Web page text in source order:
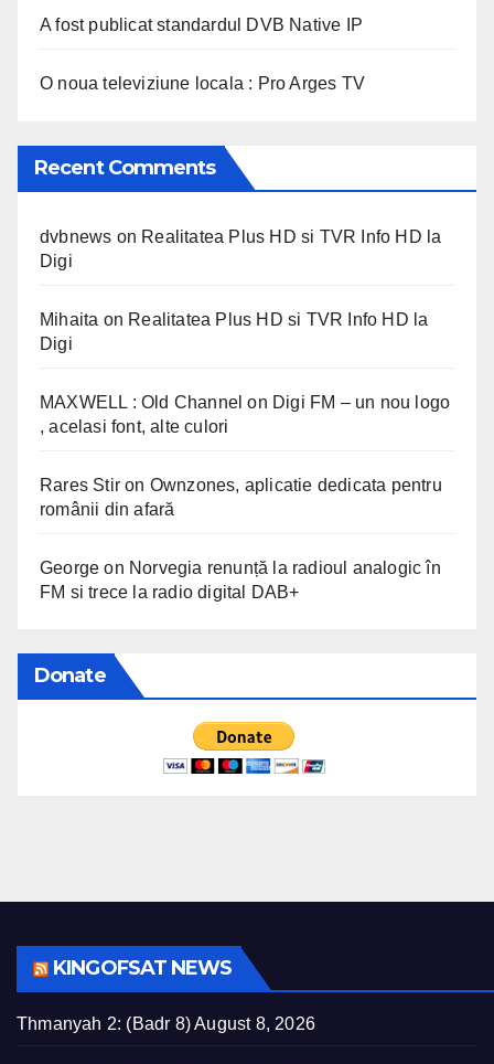
A fost publicat standardul DVB Native IP
O noua televiziune locala : Pro Arges TV
Recent Comments
dvbnews on Realitatea Plus HD si TVR Info HD la
Digi
Mihaita on Realitatea Plus HD si TVR Info HD la
Digi
MAXWELL : Old Channel on Digi FM – un nou logo
, acelasi font, alte culori
Rares Stir on Ownzones, aplicatie dedicata pentru
românii din afară
George on Norvegia renunță la radioul analogic în
FM si trece la radio digital DAB+
Donate
KINGOFSAT NEWS
Thmanyah 2: (Badr 8)August 8, 2026